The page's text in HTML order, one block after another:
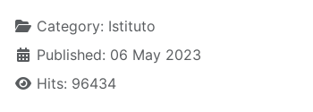
DetailsCategory: Istituto
Published: 06 May 2023
Hits: 96434